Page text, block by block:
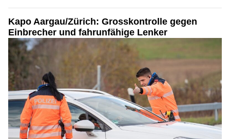
Kapo Aargau/Zürich: Grosskontrolle gegen
Einbrecher und fahrunfähige Lenker